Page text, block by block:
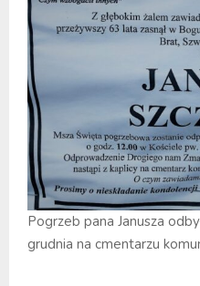
Pogrzeb pana Janusza
grudnia na cmentarzu